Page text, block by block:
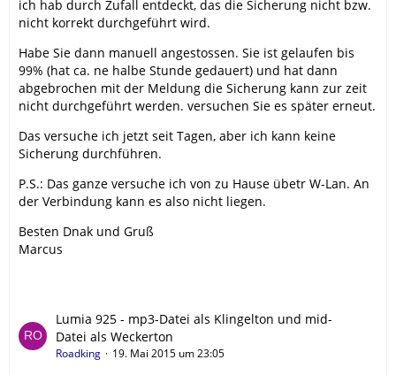
ich hab durch Zufall entdeckt, das die Sicherung nicht bzw.
nicht korrekt durchgeführt wird.
Habe Sie dann manuell angestossen. Sie ist gelaufen bis
99% (hat ca. ne halbe Stunde gedauert) und hat dann
abgebrochen mit der Meldung die Sicherung kann zur zeit
nicht durchgeführt werden. versuchen Sie es später erneut.
Das versuche ich jetzt seit Tagen, aber ich kann keine
Sicherung durchführen.
P.S.: Das ganze versuche ich von zu Hause übetr W-Lan. An
der Verbindung kann es also nicht liegen.
Besten Dnak und Gruß
Marcus
Lumia 925 - mp3-Datei als Klingelton und mid-
Datei als Weckerton
Roadking 19. Mai 2015 um 23:05